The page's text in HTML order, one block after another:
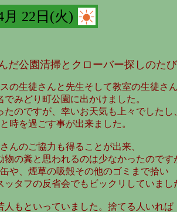
月 22日(火)
だ公園清掃とクローバー探しのたび
の生徒さんと先生そして教室の生徒さん
みどり町公園に出かけました。
のですが、幸いお天気も上々でしたし
時を過ごす事が出来ました。
んのご協力も得ることが出来、
の糞と思われるのは少なかったのです
や、煙草の吸殻その他のゴミまで拾い
タフの反省会でもビックリしていまし
もといっていました。捨てる人いれば